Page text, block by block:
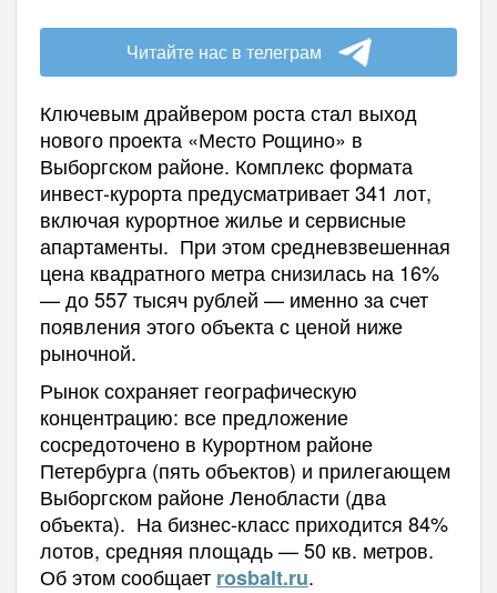
Читайте нас в телеграм
Ключевым драйвером роста стал выход
нового проекта «Место Рощино» в
Выборгском районе. Комплекс формата
инвест-курорта предусматривает 341 лот,
включая курортное жилье и сервисные
апартаменты. При этом средневзвешенная
цена квадратного метра снизилась на 16%
— до 557 тысяч рублей — именно за счет
появления этого объекта с ценой ниже
рыночной.
Рынок сохраняет географическую
концентрацию: все предложение
сосредоточено в Курортном районе
Петербурга (пять объектов) и прилегающем
Выборгском районе Ленобласти (два
объекта). На бизнес-класс приходится 84%
лотов, средняя площадь — 50 кв. метров.
Об этом сообщает rosbalt.ru.